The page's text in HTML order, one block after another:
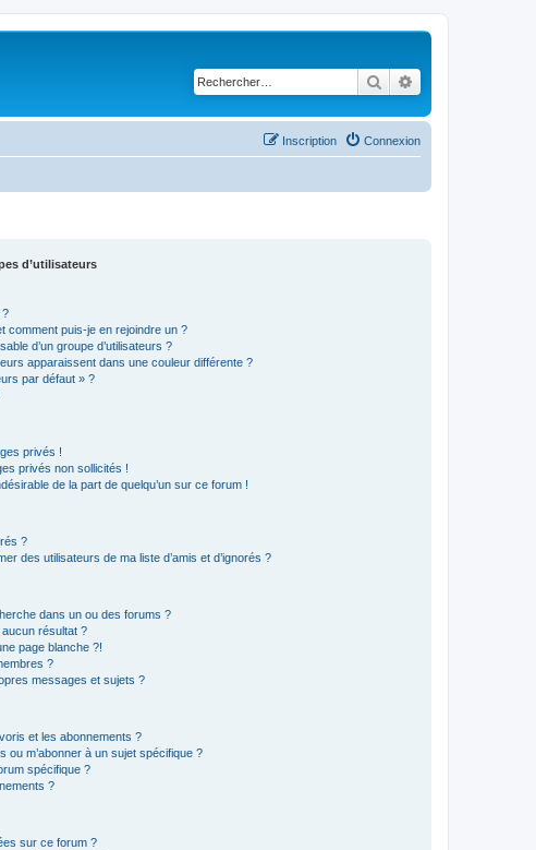
Rechercher
Connexion
Inscription
d’utilisateurs
?
comment puis-je en rejoindre un ?
d’un groupe d’utilisateurs ?
apparaissent dans une couleur différente ?
par défaut » ?
privés !
privés non sollicités !
de la part de quelqu’un sur ce forum !
?
des utilisateurs de ma liste d’amis et d’ignorés ?
dans un ou des forums ?
résultat ?
page blanche ?!
?
messages et sujets ?
et les abonnements ?
ou m’abonner à un sujet spécifique ?
spécifique ?
?
sur ce forum ?